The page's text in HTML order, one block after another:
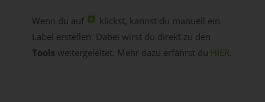
Wenn du auf
klickst, kannst du manuell ein
Label erstellen. Dabei wirst du direkt zu den
Toolsweitergeleitet. Mehr dazu erfährst du HIER